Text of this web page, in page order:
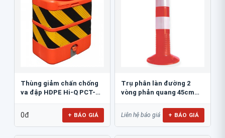
Thùng giảm chấn chống
va đập HDPE Hi-Q PCT-
0đ + BÁO GIÁ
Trụ phân làn đường 2
vòng phản quang 45cm
Liên hệ báo giá + BÁO GIÁ